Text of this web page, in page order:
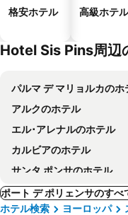
格安ホテル 高級ホテル
Hotel Sis Pins周辺
パルマ デ マリョルカのホ
アルクのホテル
エル･アレナルのホテル
カルビアのホテル
サンタ ポンサのホテル
ポート デ ポリェンサのす
ホテル検索
ヨーロッパ